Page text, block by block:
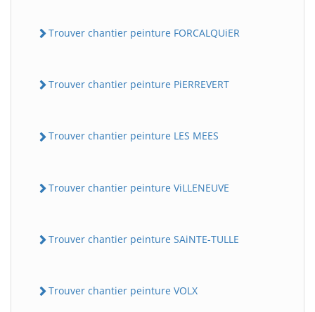
Trouver chantier peinture FORCALQUiER
Trouver chantier peinture PiERREVERT
Trouver chantier peinture LES MEES
Trouver chantier peinture ViLLENEUVE
Trouver chantier peinture SAiNTE-TULLE
Trouver chantier peinture VOLX